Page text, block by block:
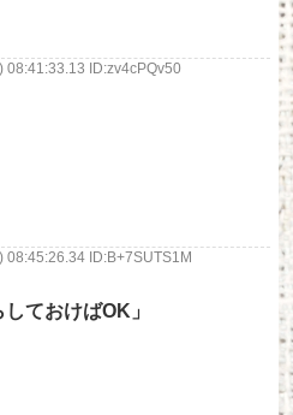
08:41:33.13 ID:zv4cPQv50
08:45:26.34 ID:B+7SUTS1M
ておけばOK」